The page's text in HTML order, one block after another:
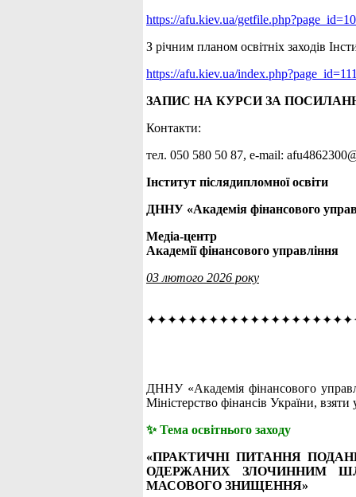
https://afu.kiev.ua/
З річним планом освітніх заходів
https://afu.kiev.ua/
ЗАПИС НА КУРСИ ЗА
Контакти:
тел. 050 580 50 87, е-mail:
Інститут післядипломної освіти
ДННУ «Академія фінансового
Медіа-центр
Академії фінансового управління
03 лютого 2026 року
ДННУ «Академія фінансового
Міністерство фінансів України, взяти
✨ Тема освітнього заходу
«ПРАКТИЧНІ ПИТАННЯ
ОДЕРЖАНИХ ЗЛОЧИННИМ
МАСОВОГО ЗНИЩЕННЯ»